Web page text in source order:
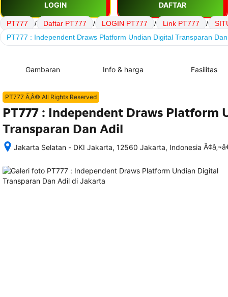
LOGIN DAFTAR
PT777 / Daftar PT777 / LOGIN PT777 / Link PT777 /
PT777 : Independent Draws Platform Undian Digital Transparan
Gambaran Info & harga Fasilitas
PT777 Ã‚Â© All Rights Reserved
PT777 : Independent Draws Platform
Transparan Dan Adil
Jakarta Selatan - DKI Jakarta, 12560 Jakarta, Indonesia
memesan,
rincian